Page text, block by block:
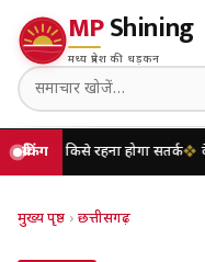
MPShining
मध्य प्रदेश की धड़कन
ब्रेकिंगहोगा सतर्क देश में अव्वलः
मुख्य पृष्ठ › छत्तीसगढ़